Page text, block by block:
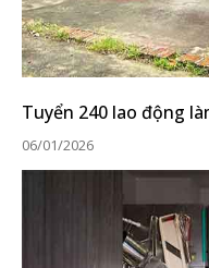
Tuyển 240 lao động
06/01/2026